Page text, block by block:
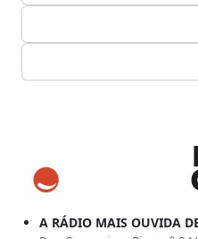
A RÁDIO MAIS OUVIDA